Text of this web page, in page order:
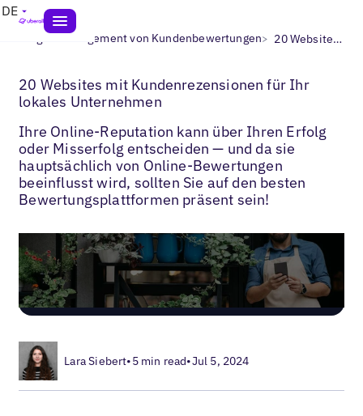
DE
Blogs> Management von Kundenbewertungen> 20 Websites mit Kundenrezensionen
20 Websites mit Kundenrezensionen für Ihr
lokales Unternehmen
Ihre Online-Reputation kann über Ihren Erfolg
oder Misserfolg entscheiden — und da sie
hauptsächlich von Online-Bewertungen
beeinflusst wird, sollten Sie auf den besten
Bewertungsplattformen präsent sein!
Lara Siebert•5 min read•Jul 5, 2024